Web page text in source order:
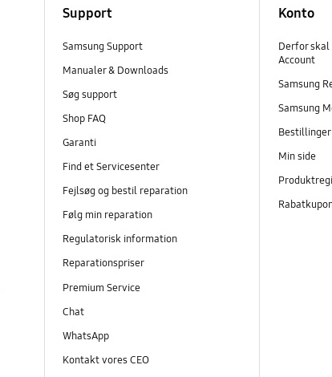
Support
Samsung Support
Manualer & Downloads
Søg support
Shop FAQ
Garanti
Find et Servicesenter
Fejlsøg og bestil reparation
Følg min reparation
Regulatorisk information
Reparationspriser
Premium Service
Chat
WhatsApp
Kontakt vores CEO
Konto
Derfor skal
Account
Samsung
Samsung
Bestillinger
Min side